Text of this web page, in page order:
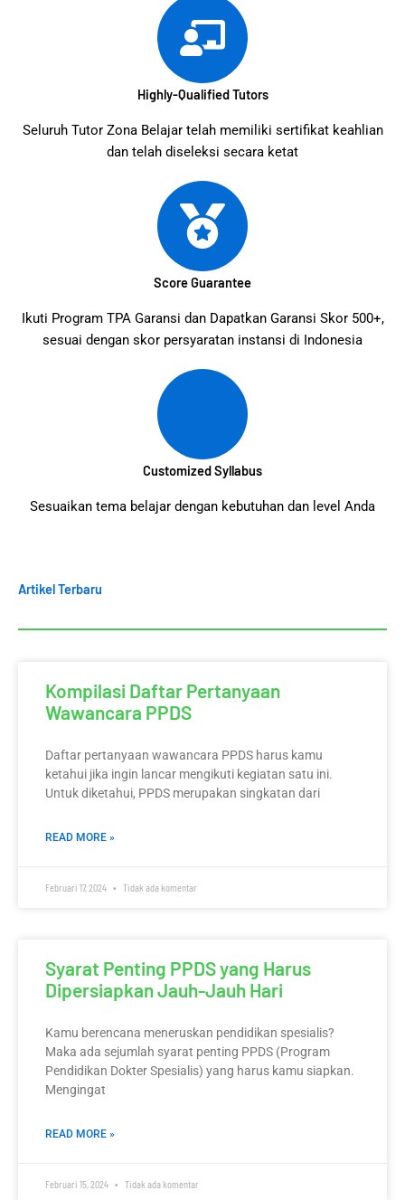
Highly-Qualified Tutors
Seluruh Tutor Zona Belajar telah memiliki sertifikat keahlian
dan telah diseleksi secara ketat
Score Guarantee
Ikuti Program TPA Garansi dan Dapatkan Garansi Skor 500+,
sesuai dengan skor persyaratan instansi di Indonesia
Customized Syllabus
Sesuaikan tema belajar dengan kebutuhan dan level Anda
Artikel Terbaru
Kompilasi Daftar Pertanyaan
Wawancara PPDS
Daftar pertanyaan wawancara PPDS harus kamu
ketahui jika ingin lancar mengikuti kegiatan satu ini.
Untuk diketahui, PPDS merupakan singkatan dari
READ MORE »
Februari 17, 2024 Tidak ada komentar
Syarat Penting PPDS yang Harus
Dipersiapkan Jauh-Jauh Hari
Kamu berencana meneruskan pendidikan spesialis?
Maka ada sejumlah syarat penting PPDS (Program
Pendidikan Dokter Spesialis) yang harus kamu siapkan.
Mengingat
READ MORE »
Februari 15, 2024 Tidak ada komentar